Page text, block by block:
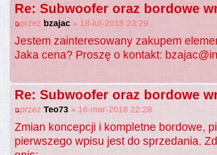
Re: Subwoofer oraz bordowe
przez bzajac » 18-lut-2018 23:29
Jestem zainteresowany zakupem
Jaka cena? Proszę o kontakt:
Re: Subwoofer oraz bordowe
przez Teo73 » 16-mar-2018 22:28
Zmian koncepcji i kompletne bordowe,
pierwszego wpisu jest do sprzedania.